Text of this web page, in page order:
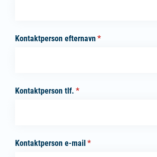
Kontaktperson efternavn*
(påkrævet)
Kontaktperson tlf. *
(påkrævet)
Kontaktperson e-mail*
(påkrævet)